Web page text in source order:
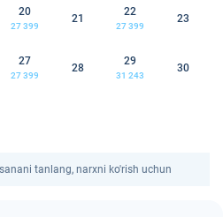
20
27 399
21
22
27 399
23
27
27 399
28
29
31 243
30
tanlang, narxni ko'rish uchun